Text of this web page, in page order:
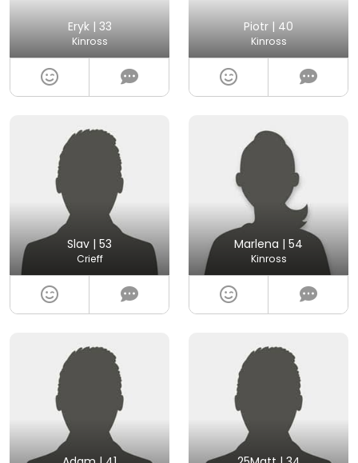
Eryk | 33
Kinross
Piotr | 40
Kinross
Slav | 53
Crieff
Marlena | 54
Kinross